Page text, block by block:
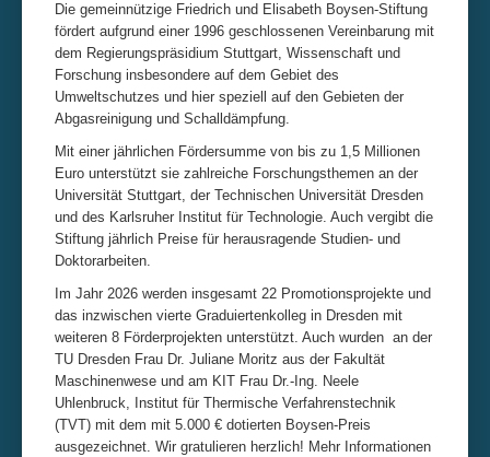
Historie
Kontakt
Impressum & Datenschutz
Die gemeinnützige Friedrich und Elisabeth Boysen-Stiftung
fördert aufgrund einer 1996 geschlossenen Vereinbarung mit
dem Regierungspräsidium Stuttgart, Wissenschaft und
Forschung insbesondere auf dem Gebiet des
Umweltschutzes und hier speziell auf den Gebieten der
Abgasreinigung und Schalldämpfung.
Mit einer jährlichen Fördersumme von bis zu 1,5 Millionen
Euro unterstützt sie zahlreiche Forschungsthemen an der
Universität Stuttgart, der Technischen Universität Dresden
und des Karlsruher Institut für Technologie. Auch vergibt die
Stiftung jährlich Preise für herausragende Studien- und
Doktorarbeiten.
Im Jahr 2026 werden insgesamt 22 Promotionsprojekte und
das inzwischen vierte Graduiertenkolleg in Dresden mit
weiteren 8 Förderprojekten unterstützt. Auch wurden an der
TU Dresden Frau Dr. Juliane Moritz aus der Fakultät
Maschinenwese und am KIT Frau Dr.-Ing. Neele
Uhlenbruck, Institut für Thermische Verfahrenstechnik
(TVT) mit dem mit 5.000 € dotierten Boysen-Preis
ausgezeichnet. Wir gratulieren herzlich! Mehr Informationen